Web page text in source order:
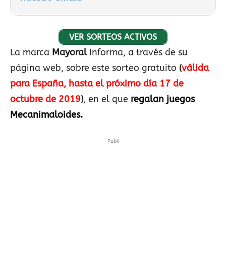
VER SORTEOS ACTIVOS
La marca Mayoral informa, a través de su
página web, sobre este sorteo gratuito (válida
para España, hasta el próximo día 17 de
octubre de 2019), en el que regalan juegos
Mecanimaloides.
Publi